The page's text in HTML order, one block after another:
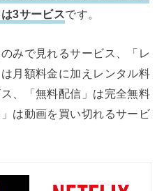
3サービスです。
みで見れるサービス、「レ
月額料金に加えレンタル料
、「無料配信」は完全無料
は動画を買い切れるサービ